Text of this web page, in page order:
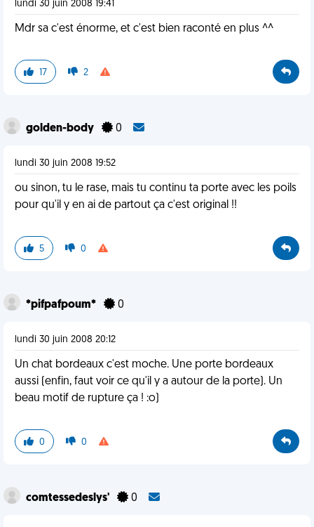
lundi 30 juin 2008 19:41
Mdr sa c'est énorme, et c'est bien raconté en plus ^^
17 2
golden-body 0
lundi 30 juin 2008 19:52
ou sinon, tu le rase, mais tu continu ta porte avec les poils
pour qu'il y en ai de partout ça c'est original !!
5 0
*pifpafpoum* 0
lundi 30 juin 2008 20:12
Un chat bordeaux c'est moche. Une porte bordeaux
aussi (enfin, faut voir ce qu'il y a autour de la porte). Un
beau motif de rupture ça ! :o)
0 0
comtessedeslys' 0